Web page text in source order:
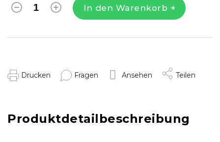
In den Warenkorb
Drucken Fragen Ansehen Teilen
Produktdetailbeschreibung